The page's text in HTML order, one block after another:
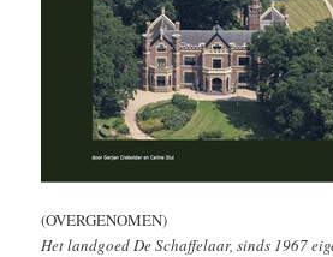
(OVERGENOMEN)
Het landgoed De Schaffelaar, sinds 1967